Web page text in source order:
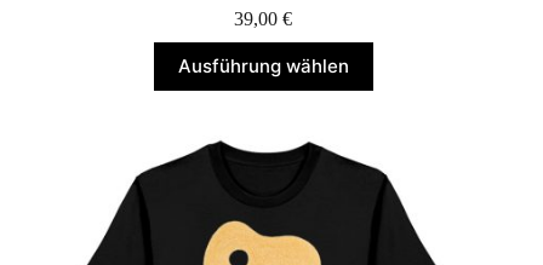
39,00€
Ausführung wählen
Produkt
weist
Varianten
auf.
auf